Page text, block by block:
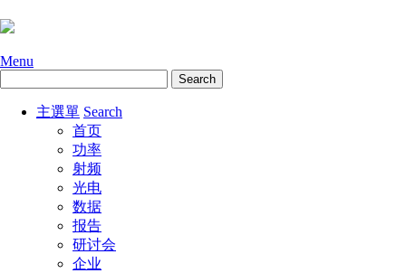
Menu
主選單 Search
首页
功率
射频
光电
数据
报告
研讨会
企业